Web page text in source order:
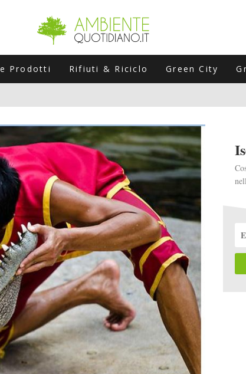
Prodotti Rifiuti & Riciclo Green City
STAGIONALI
ROVINARTI L’ESTATE (E LA GUIDA PRATICA PER
FOTOVOLTAICO "PLUG & PLAY" CHE STA CONQUISTANDO